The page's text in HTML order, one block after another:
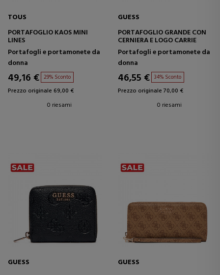
TOUS
PORTAFOGLIO KAOS MINI
LINES
Portafogli e portamonete da
donna
49,16 € 29% Sconto
Prezzo originale 69,00 €
0 riesami
GUESS
PORTAFOGLIO GRANDE CON
CERNIERA E LOGO CARRIE
Portafogli e portamonete da
donna
46,55 € 34% Sconto
Prezzo originale 70,00 €
0 riesami
GUESS
GUESS